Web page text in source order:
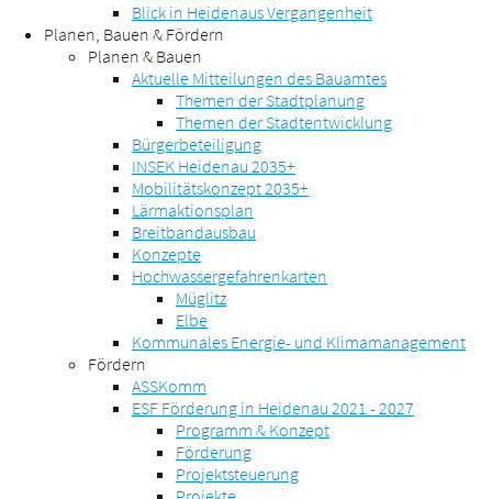
Blick in Heidenaus Vergangenheit
Planen, Bauen & Fördern
Planen & Bauen
Aktuelle Mitteilungen des Bauamtes
Themen der Stadtplanung
Themen der Stadtentwicklung
Bürgerbeteiligung
INSEK Heidenau 2035+
Mobilitätskonzept 2035+
Lärmaktionsplan
Breitbandausbau
Konzepte
Hochwassergefahrenkarten
Müglitz
Elbe
Kommunales Energie- und Klimamanagement
Fördern
ASSKomm
ESF Förderung in Heidenau 2021 - 2027
Programm & Konzept
Förderung
Projektsteuerung